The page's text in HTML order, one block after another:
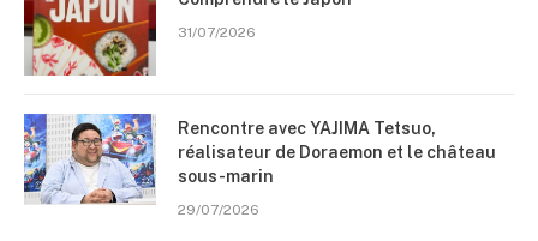
31/07/2026
Rencontre avec YAJIMA Tetsuo,
réalisateur de Doraemon et le château
sous-marin
29/07/2026